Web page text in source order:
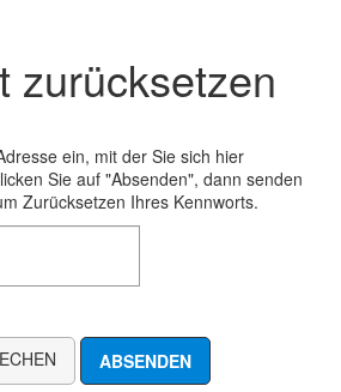
zurücksetzen
ein, mit der Sie sich hier
Sie auf "Absenden", dann senden
Zurücksetzen Ihres Kennworts.